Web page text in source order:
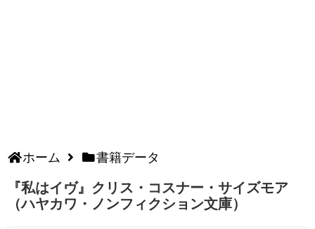
ホーム 書籍データ
『私はイヴ』クリス・コスナー・サイズモア
（ハヤカワ・ノンフィクション文庫）